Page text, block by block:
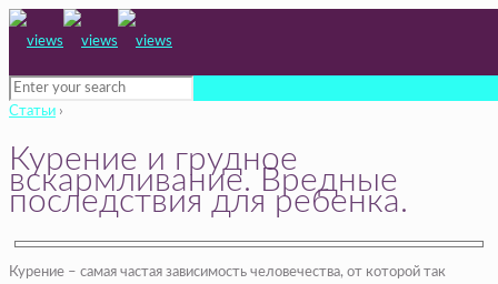
Статьи ›
Курение и грудное
вскармливание. Вредные
последствия для ребенка.
Курение – самая частая зависимость человечества, от которой так